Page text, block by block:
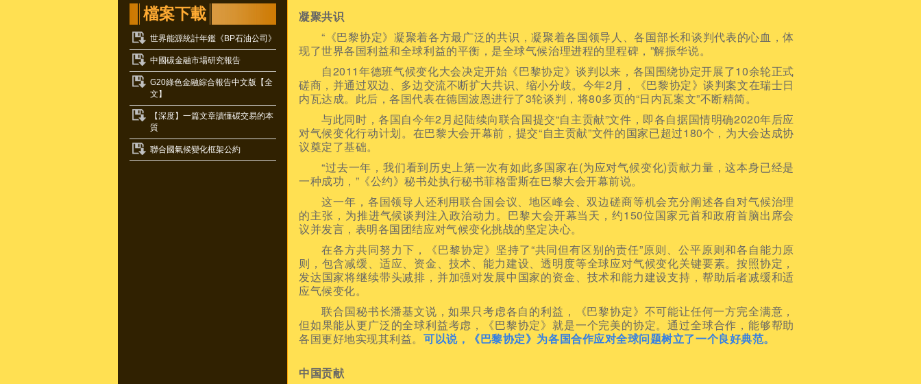
檔案下載
世界能源統計年鑑《BP石油公司》
中國碳金融市場研究報告
G20綠色金融綜合報告中文版【全
文】
【深度】一篇文章讀懂碳交易的本
質
聯合國氣候變化框架公約
凝聚共识
“《巴黎协定》凝聚着各方最广泛的共识，凝聚着各国领导人、各国部长和谈判代表的心血，体
现了世界各国利益和全球利益的平衡，是全球气候治理进程的里程碑，”解振华说。
自2011年德班气候变化大会决定开始《巴黎协定》谈判以来，各国围绕协定开展了10余轮正式
磋商，并通过双边、多边交流不断扩大共识、缩小分歧。今年2月，《巴黎协定》谈判案文在瑞士日
内瓦达成。此后，各国代表在德国波恩进行了3轮谈判，将80多页的“日内瓦案文”不断精简。
与此同时，各国自今年2月起陆续向联合国提交“自主贡献”文件，即各自据国情明确2020年后应
对气候变化行动计划。在巴黎大会开幕前，提交“自主贡献”文件的国家已超过180个，为大会达成协
议奠定了基础。
“过去一年，我们看到历史上第一次有如此多国家在(为应对气候变化)贡献力量，这本身已经是
一种成功，”《公约》秘书处执行秘书菲格雷斯在巴黎大会开幕前说。
这一年，各国领导人还利用联合国会议、地区峰会、双边磋商等机会充分阐述各自对气候治理
的主张，为推进气候谈判注入政治动力。巴黎大会开幕当天，约150位国家元首和政府首脑出席会
议并发言，表明各国团结应对气候变化挑战的坚定决心。
在各方共同努力下，《巴黎协定》坚持了“共同但有区别的责任”原则、公平原则和各自能力原
则，包含减缓、适应、资金、技术、能力建设、透明度等全球应对气候变化关键要素。按照协定，
发达国家将继续带头减排，并加强对发展中国家的资金、技术和能力建设支持，帮助后者减缓和适
应气候变化。
联合国秘书长潘基文说，如果只考虑各自的利益，《巴黎协定》不可能让任何一方完全满意，
但如果能从更广泛的全球利益考虑，《巴黎协定》就是一个完美的协定。通过全球合作，能够帮助
各国更好地实现其利益。 可以说，《巴黎协定》为各国合作应对全球问题树立了一个良好典范。
中国贡献